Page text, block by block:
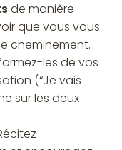
de manière
que vous vous
cheminement.
les de vos
(“Je vais
sur les deux